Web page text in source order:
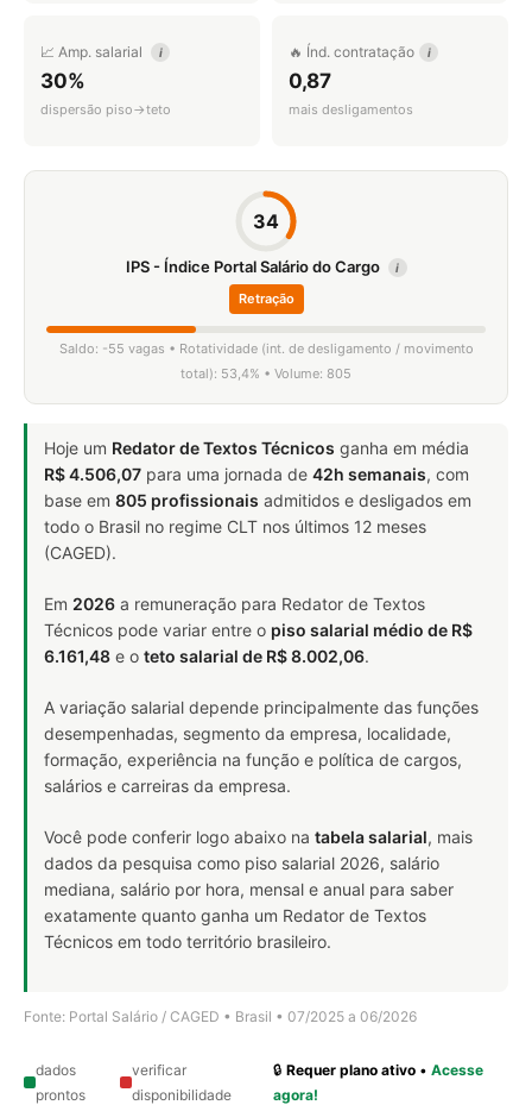
📈 Amp. salarial i
30%
dispersão piso→teto
🔥 Índ. contratação i
0,87
mais desligamentos
34
IPS - Índice Portal Salário do Cargo i
Retração
Saldo: -55 vagas • Rotatividade (int. de desligamento / movimento
total): 53,4% • Volume: 805
Hoje um Redator de Textos Técnicos ganha em média
R$ 4.506,07 para uma jornada de 42h semanais, com
base em 805 profissionais admitidos e desligados em
todo o Brasil no regime CLT nos últimos 12 meses
(CAGED).
Em 2026 a remuneração para Redator de Textos
Técnicos pode variar entre o piso salarial médio de R$
6.161,48 e o teto salarial de R$ 8.002,06.
A variação salarial depende principalmente das funções
desempenhadas, segmento da empresa, localidade,
formação, experiência na função e política de cargos,
salários e carreiras da empresa.
Você pode conferir logo abaixo na tabela salarial, mais
dados da pesquisa como piso salarial 2026, salário
mediana, salário por hora, mensal e anual para saber
exatamente quanto ganha um Redator de Textos
Técnicos em todo território brasileiro.
Fonte: Portal Salário / CAGED • Brasil • 07/2025 a 06/2026
dados
prontos
verificar
disponibilidade
🔒Requer plano ativo •Acesse
agora!